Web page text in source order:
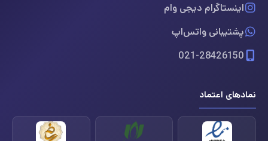
اینستاگرام دیجی وام
پشتیبانی واتس‌اپ
021-28426150
نمادهای اعتماد